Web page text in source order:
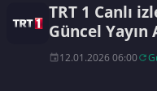
TRT 1 Canlı
Güncel Yayın
12.01.2026 06:00